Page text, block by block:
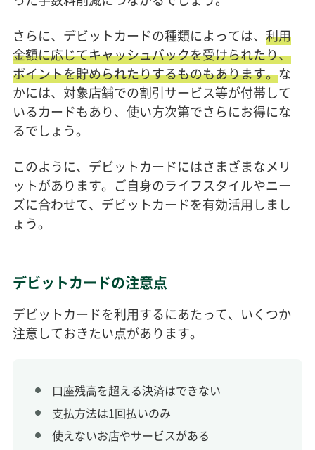
さらに、デビットカードの種類によっては、 利用
金額に応じてキャッシュバックを受けられたり、
ポイントを貯められたりするものもあります。な
かには、対象店舗での割引サービス等が付帯して
いるカードもあり、使い方次第でさらにお得にな
るでしょう。
このように、デビットカードにはさまざまなメリ
ットがあります。ご自身のライフスタイルやニー
ズに合わせて、デビットカードを有効活用しまし
ょう。
デビットカードの注意点
デビットカードを利用するにあたって、いくつか
注意しておきたい点があります。
口座残高を超える決済はできない
支払方法は1回払いのみ
使えないお店やサービスがある